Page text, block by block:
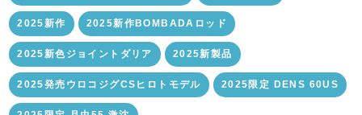
2025新作 2025新作BOMBADAロッド
2025新色ジョイントダリア 2025新製品
2025発売ウロコジグCSヒロトモデル 2025限定 DENS 60US